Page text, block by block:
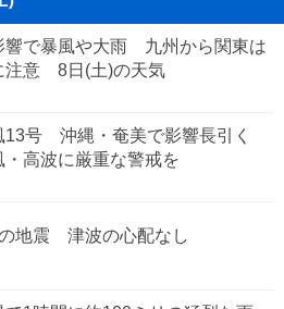
響で暴風や大雨 九州から関東は
注意 8日(土)の天気
13号 沖縄・奄美で影響長引く
高波に厳重な警戒を
地震 津波の心配なし